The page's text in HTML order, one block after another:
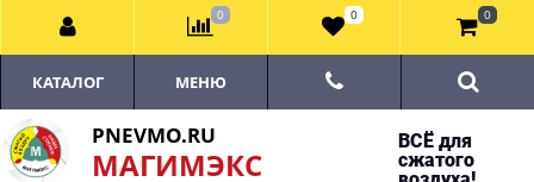
PNEVMO.RU
МАГИМЭКС
ВСЁ для
сжатого
КАТАЛОГ МЕНЮ
0 0 0